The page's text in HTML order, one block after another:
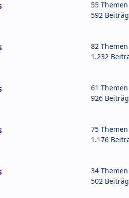
55 Themen
592
82 Themen
1.232
61 Themen
926
75 Themen
1.176
34 Themen
502